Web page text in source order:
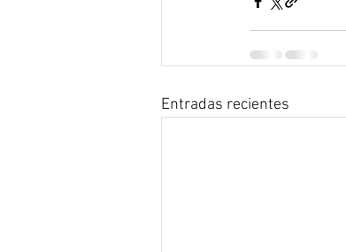
Entradas recientes